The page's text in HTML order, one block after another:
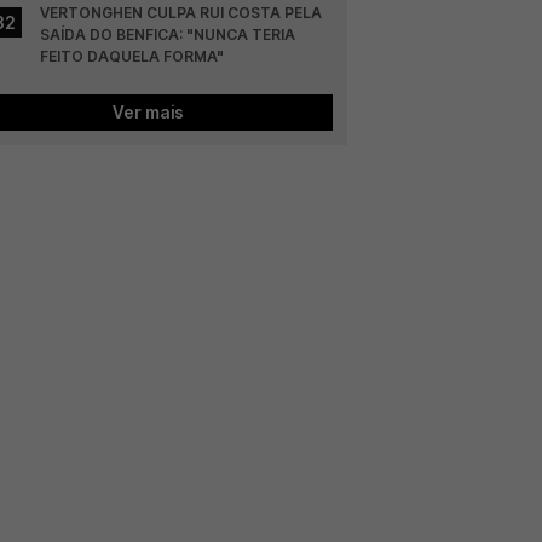
VERTONGHEN CULPA RUI COSTA PELA
SAÍDA DO BENFICA: "NUNCA TERIA
FEITO DAQUELA FORMA"
Ver mais